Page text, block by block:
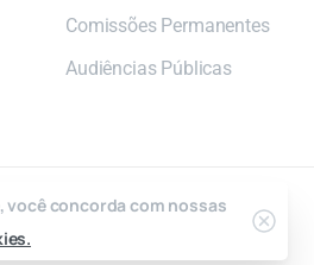
Comissões Permanentes
Audiências Públicas
Municipal de Poá
você concorda com nossas